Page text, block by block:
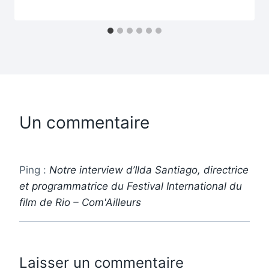
Un commentaire
Ping : Notre interview d’Ilda Santiago, directrice
et programmatrice du Festival International du
film de Rio – Com'Ailleurs
Laisser un commentaire